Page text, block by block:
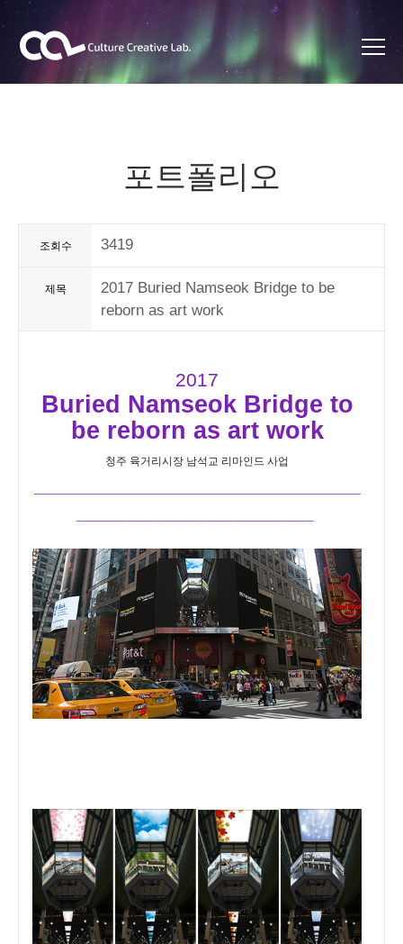
포트폴리오
조회수 3419
제목
2017 Buried Namseok Bridge to be
reborn as art work
2017
Buried Namseok Bridge to
be reborn as art work
청주 육거리시장 남석교 리마인드 사업